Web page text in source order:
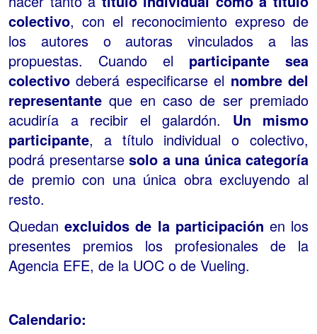
colectivo, con el reconocimiento expreso de
los autores o autoras vinculados a las
propuestas. Cuando el participante sea
colectivo deberá especificarse el nombre del
representante que en caso de ser premiado
acudiría a recibir el galardón. Un mismo
participante, a título individual o colectivo,
podrá presentarsesolo a una única categoría
de premio con una única obra excluyendo al
resto.
Quedanexcluidos de la participación en los
presentes premios los profesionales de la
Agencia EFE, de la UOC o de Vueling.
Calendario: